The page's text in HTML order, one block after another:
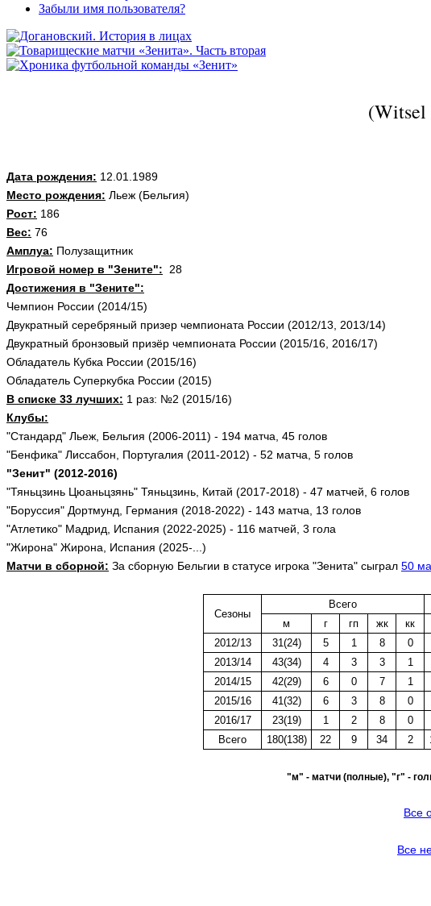
Забыли имя пользователя?
(Witsel
Дата рождения: 12.01.1989
Место рождения: Льеж (Бельгия)
Рост: 186
Вес: 76
Амплуа: Полузащитник
Игровой номер в "Зените": 28
Достижения в "Зените":
Чемпион России (2014/15)
Двукратный серебряный призер чемпионата России (2012/13, 2013/14)
Двукратный бронзовый призёр чемпионата России (2015/16, 2016/17)
Обладатель Кубка России (2015/16)
Обладатель Суперкубка России (2015)
В списке 33 лучших: 1 раз: №2 (2015/16)
Клубы:
"Стандард" Льеж, Бельгия (2006-2011) - 194 матча, 45 голов
"Бенфика" Лиссабон, Португалия (2011-2012) - 52 матча, 5 голов
"Зенит" (2012-2016)
"Тяньцзинь Цюаньцзянь" Тяньцзинь, Китай (2017-2018) - 47 матчей, 6 голов
"Боруссия" Дортмунд, Германия (2018-2022) - 143 матча, 13 голов
"Атлетико" Мадрид, Испания (2022-2025) - 116 матчей, 3 гола
"Жирона" Жирона, Испания (2025-...)
Матчи в сборной: За сборную Бельгии в статусе игрока "Зенита" сыграл 50
Сезоны
Всего
м
г гп жк кк
2012/13
31(24) 5 1 8 0
2013/14
43(34) 4 3 3 1
2014/15
42(29) 6 0 7 1
2015/16
41(32) 6 3 8 0
2016/17
23(19) 1 2 8 0
Всего
180(138) 22 9 34 2
"м" - матчи (полные), "г" -
Все
Все